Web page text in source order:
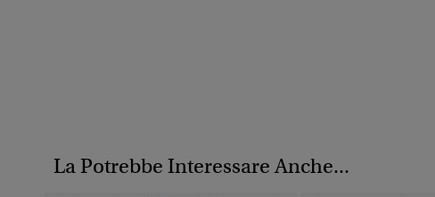
La Potrebbe Interessare Anche...